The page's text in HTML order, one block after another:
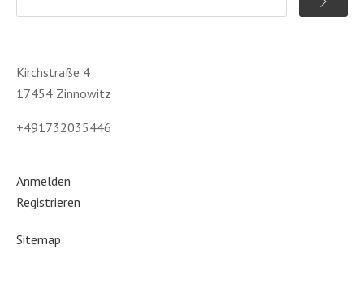
Kirchstraße 4
17454 Zinnowitz
+491732035446
Anmelden
Registrieren
Sitemap